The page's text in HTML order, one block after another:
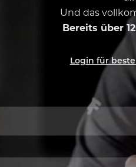
Und das
Bereits über
Login für